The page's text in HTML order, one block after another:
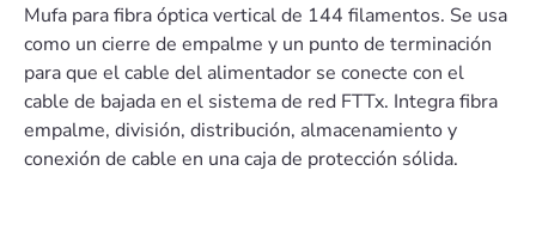
Mufa para fibra óptica vertical de 144 filamentos. Se usa
como un cierre de empalme y un punto de terminación
para que el cable del alimentador se conecte con el
cable de bajada en el sistema de red FTTx. Integra fibra
empalme, división, distribución, almacenamiento y
conexión de cable en una caja de protección sólida.